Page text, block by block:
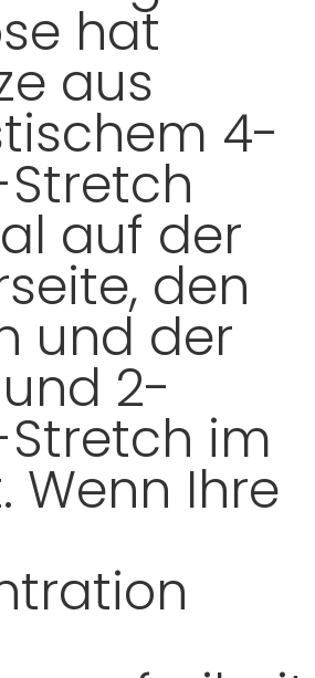
hat
aus
4-
auf der
den
und der
2-
im
Wenn Ihre